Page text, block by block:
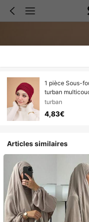
1 pièce Sous-
turban
confortable,
mode
turban
4,83€
Articles similaires